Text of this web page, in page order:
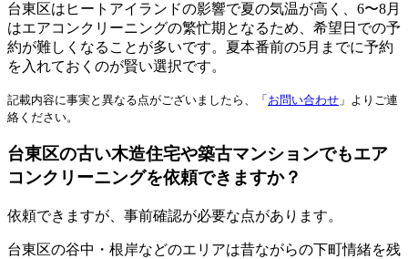
台東区はヒートアイランドの影響で夏の気温が高く、6〜8月
はエアコンクリーニングの繁忙期となるため、希望日での予
約が難しくなることが多いです。夏本番前の5月までに予約
を入れておくのが賢い選択です。
記載内容に事実と異なる点がございましたら、「 お問い合わせ 」よりご連
絡ください。
台東区の古い木造住宅や築古マンションでもエア
コンクリーニングを依頼できますか？
依頼できますが、事前確認が必要な点があります。
台東区の谷中・根岸などのエリアは昔ながらの下町情緒を残